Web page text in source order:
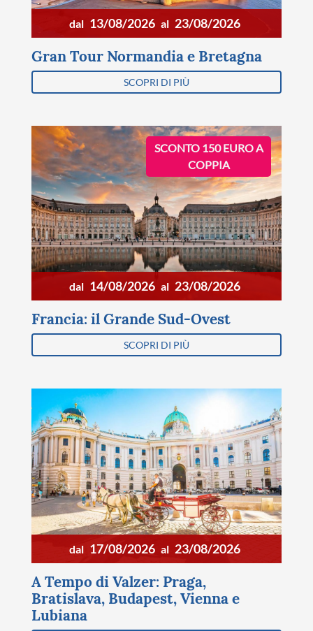
dal 13/08/2026 al 23/08/2026
Gran Tour Normandia e Bretagna
SCOPRI DI PIÙ
SCONTO 150 EURO A
COPPIA
dal 14/08/2026 al 23/08/2026
Francia: il Grande Sud-Ovest
SCOPRI DI PIÙ
dal 17/08/2026 al 23/08/2026
A Tempo di Valzer: Praga,
Bratislava, Budapest, Vienna e
Lubiana